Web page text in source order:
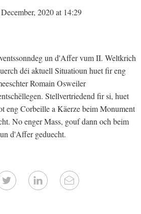
2020 at 14:29
un d'Affer vum II. Weltkrich
déi aktuell Situatioun huet fir eng
Romain Osweiler
Stellvertriedend fir si, huet
eng Corbeille a Käerze beim Monument
No enger Mass, gouf dann och beim
d'Affer geduecht.